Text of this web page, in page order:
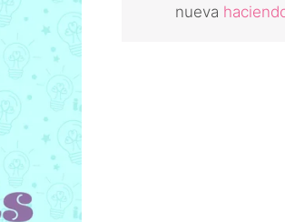
nueva